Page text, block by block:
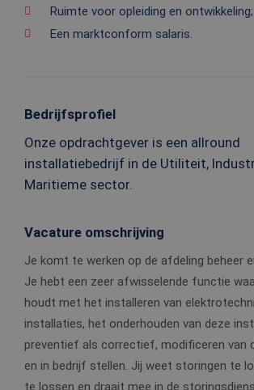
Ruimte voor opleiding en ontwikkeling;
Een marktconform salaris.
Bedrijfsprofiel
Onze opdrachtgever is een allround
installatiebedrijf in de Utiliteit,
Maritieme sector.
Vacature omschrijving
Je komt te werken op de afdeling beheer
Je hebt een zeer afwisselende functie
houdt met het installeren van
installaties, het onderhouden van deze
preventief als correctief, modificeren van
en in bedrijf stellen. Jij weet storingen te
te lossen en draait mee in de